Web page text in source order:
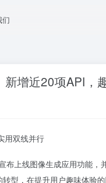
们
增近20项API，
用双线并行
布上线图像生成应用功能
型，在提升用户趣味体验